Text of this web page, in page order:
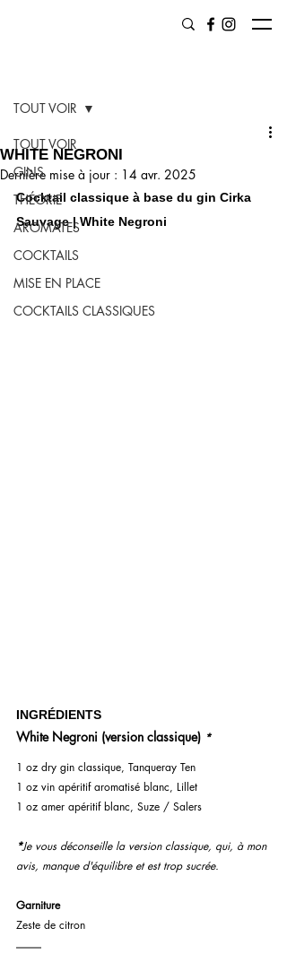
TOUT VOIR
GINS
THÉORIE
AROMATES
COCKTAILS
MISE EN PLACE
COCKTAILS CLASSIQUES
TOUT VOIR
WHITE NEGRONI
Dernière mise à jour : 14 avr. 2025
Cocktail classique à base du gin Cirka
Sauvage | White Negroni
INGRÉDIENTS
White Negroni (version classique) *
1 oz dry gin classique, Tanqueray Ten
1 oz vin apéritif aromatisé blanc, Lillet
1 oz amer apéritif blanc, Suze / Salers
*Je vous déconseille la version classique, qui, à mon
avis, manque d'équilibre et est trop sucrée.
Garniture
Zeste de citron